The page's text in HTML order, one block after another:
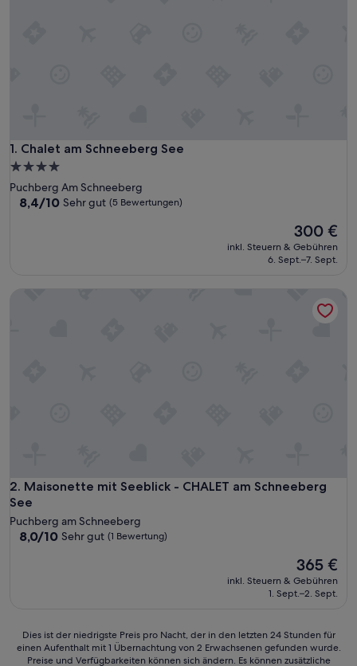
1. Chalet am Schneeberg See
Chalet am Schneeberg See
4.0-
Sterne-
Unterkunft
Puchberg Am Schneeberg
8.4
Bewertungen)
8,4/10 Sehr gut (5 Bewertungen)
Der
Preis
beträgt
300 €
inkl. Steuern & Gebühren
6. Sept.–7. Sept.
2. Maisonette mit Seeblick - CHALET am Schneeberg
See
Maisonette mit Seeblick - CHALET am Schneeberg See
Puchberg am Schneeberg
8.0
8,0/10 Sehr gut (1 Bewertung)
Der
Preis
beträgt
365 €
inkl. Steuern & Gebühren
1. Sept.–2. Sept.
Dies
ist
Dies ist der niedrigste Preis pro Nacht, der in den letzten 24 Stunden für
einen Aufenthalt mit 1 Übernachtung von 2 Erwachsenen gefunden wurde.
Preise und Verfügbarkeiten können sich ändern. Es können zusätzliche